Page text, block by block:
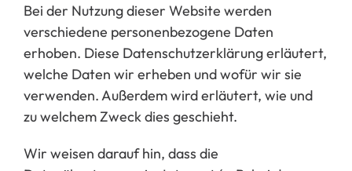
Bei der Nutzung dieser Website werden
verschiedene personenbezogene Daten
erhoben. Diese Datenschutzerklärung erläutert,
welche Daten wir erheben und wofür wir sie
verwenden. Außerdem wird erläutert, wie und
zu welchem ​​Zweck dies geschieht.
Wir weisen darauf hin, dass die